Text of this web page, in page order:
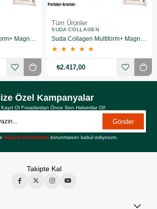
Suda Collagen Multiform+ Magnesium 30 x 15 gr - Portakal Aromalı
Tüm Ürünler
SUDA COLLAGEN
Suda Collagen Multiform+ Magnesium 30 x 15 gr - Portakal Aromalı 2 Adet
★ ★ ★ ★ ★
₺2.417,00
Özel Kampanyalar
Ol Fırsatlardan Önce Sen Haberdar Ol!
Gönder
kişisel verilerimin korunmasını kabul ediyorum.
Takipte Kal